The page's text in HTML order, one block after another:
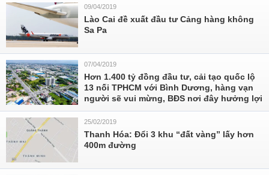
09/04/2019
Lào Cai đề xuất đầu tư Cảng hàng không
Sa Pa
07/04/2019
Hơn 1.400 tỷ đồng đầu tư, cải tạo quốc lộ
13 nối TPHCM với Bình Dương, hàng vạn
người sẽ vui mừng, BĐS nơi đây hưởng lợi
25/02/2019
Thanh Hóa: Đổi 3 khu “đất vàng” lấy hơn
400m đường